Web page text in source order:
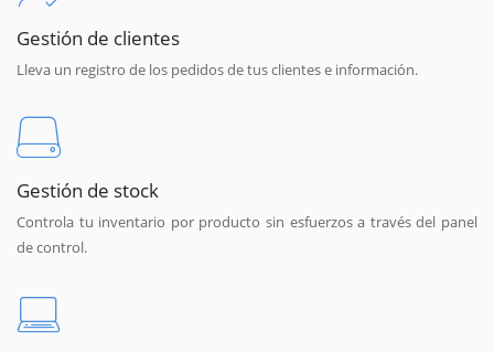
Gestión de clientes
Lleva un registro de los pedidos de tus clientes e información.
Gestión de stock
Controla tu inventario por producto sin esfuerzos a través del panel
de control.